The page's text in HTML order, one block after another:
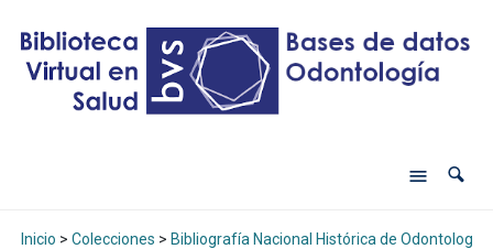
Inicio > Colecciones > Bibliografía Nacional Histórica de Odontología